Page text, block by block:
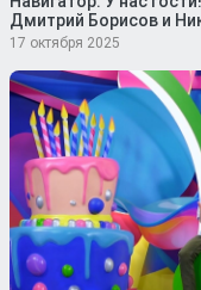
Дмитрий Борисов и
17 октября 2025